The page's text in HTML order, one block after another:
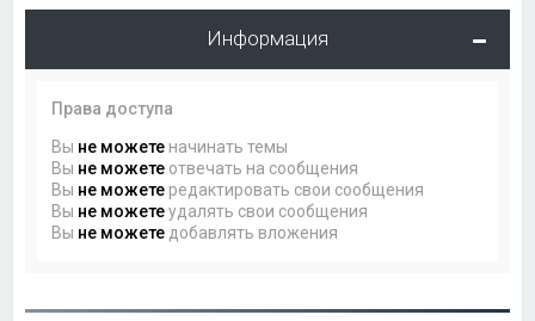
Информация
Права доступа
Вы не можете начинать темы
Вы не можете отвечать на сообщения
Вы не можете редактировать свои сообщения
Вы не можетеудалять свои сообщения
Вы не можете добавлять вложения